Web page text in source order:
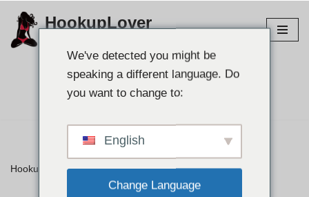
ข้าม
HookupLover
ค้นหาคู่ของคุณ 👉
HookupLover»⭐ รีวิว»Cincinnati USASexGuide
We've detected you might be
speaking a different language. Do
you want to change to:
English
Change Language